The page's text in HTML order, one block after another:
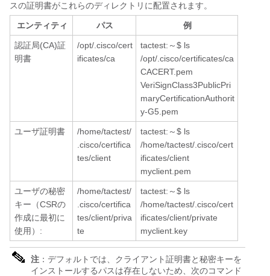
スの証明書がこれらのディレクトリに配置されます。
エンティティ パス 例
認証局(CA)証
明書
/opt/.cisco/cert
ificates/ca
tactest:～$ ls
/opt/.cisco/certificates/ca
CACERT.pem
VeriSignClass3PublicPri
maryCertificationAuthorit
y-G5.pem
ユーザ証明書
/home/tactest/
.cisco/certifica
tes/client
tactest:～$ ls
/home/tactest/.cisco/cert
ificates/client
myclient.pem
ユーザの秘密
キー（CSRの
作成に最初に
使用）:
/home/tactest/
.cisco/certifica
tes/client/priva
te
tactest:～$ ls
/home/tactest/.cisco/cert
ificates/client/private
myclient.key
注 ：デフォルトでは、クライアント証明書と秘密キーを
インストールするパスは存在しないため、次のコマンド